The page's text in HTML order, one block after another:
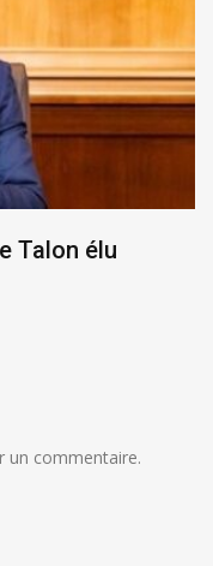
Talon élu
un commentaire.